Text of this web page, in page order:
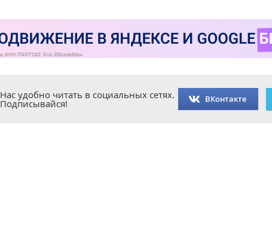
Нас удобно читать в социальных сетях.
Подписывайся! ВКонтакте